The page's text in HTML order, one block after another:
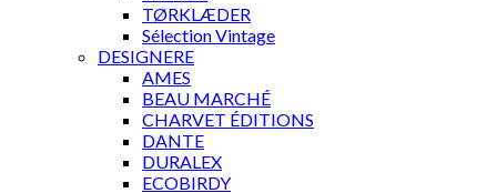
TØRKLÆDER
Sélection Vintage
DESIGNERE
AMES
BEAU MARCHÉ
CHARVET ÉDITIONS
DANTE
DURALEX
ECOBIRDY